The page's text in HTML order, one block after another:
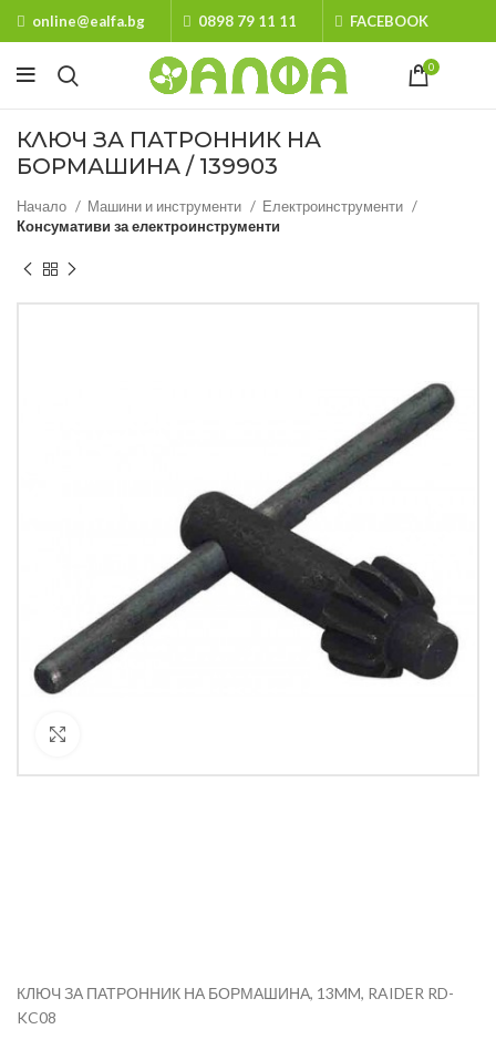
online@ealfa.bg 0898 79 11 11 FACEBOOK
0
КЛЮЧ ЗА ПАТРОННИК НА
БОРМАШИНА / 139903
Начало Машини и инструменти
Електроинструменти
Консумативи за електроинструменти
КЛЮЧ ЗА ПАТРОННИК НА БОРМАШИНА, 13MM, RAIDER RD-
KC08